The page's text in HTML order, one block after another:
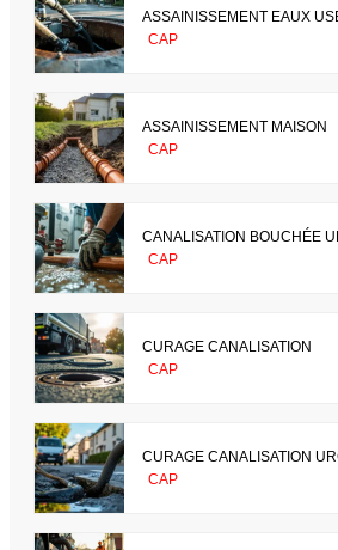
ASSAINISSEMENT EAUX
CAP
ASSAINISSEMENT MAISON
CAP
CANALISATION BOUCHÉE
CAP
CURAGE CANALISATION
CAP
CURAGE CANALISATION
CAP